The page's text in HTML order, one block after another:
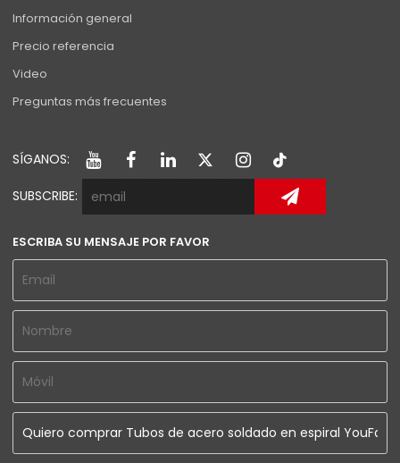
Información general
Precio referencia
Video
Preguntas más frecuentes
SÍGANOS:
SUBSCRIBE:
ESCRIBA SU MENSAJE POR FAVOR